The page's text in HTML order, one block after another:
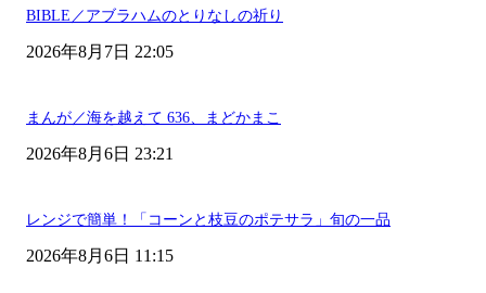
BIBLE／アブラハムのとりなしの祈り
2026年8月7日 22:05
まんが／海を越えて 636、まどかまこ
2026年8月6日 23:21
レンジで簡単！「コーンと枝豆のポテサラ」旬の一品
2026年8月6日 11:15